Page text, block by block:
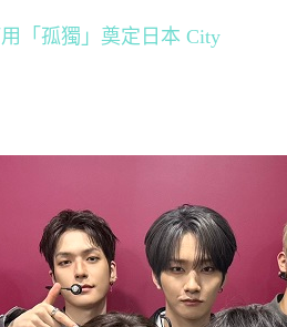
「孤獨」奠定日本 City